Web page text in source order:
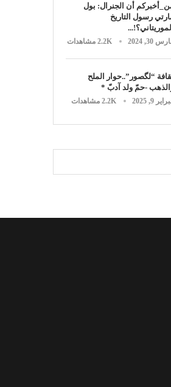
أن الجنرال: بول
رسول التاريخ
الموريتاني؟!...
30, 2024 2.2K مشاهدات
“لگصور”..حوار الملح
-حمّ ولد آدبّ *
9, 2025 2.2K مشاهدات